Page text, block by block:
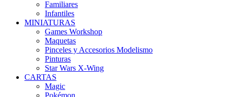
Familiares
Infantiles
MINIATURAS
Games Workshop
Maquetas
Pinceles y Accesorios Modelismo
Pinturas
Star Wars X-Wing
CARTAS
Magic
Pokémon